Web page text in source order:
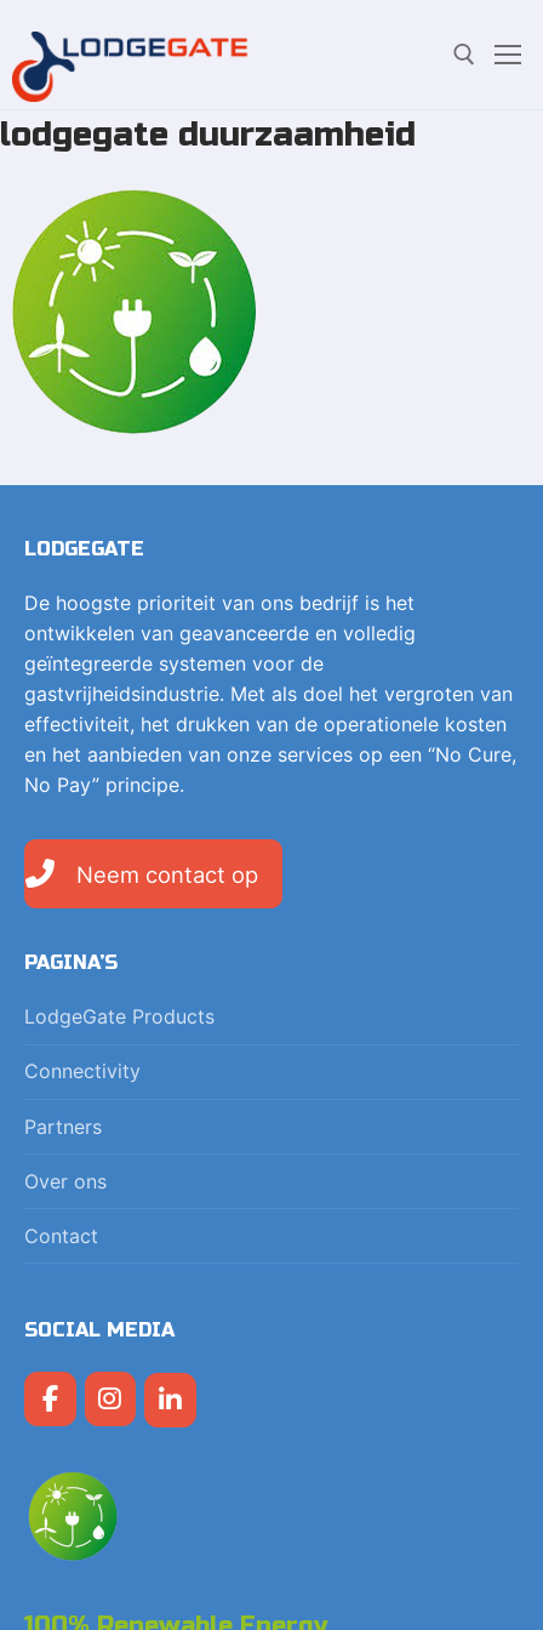
Overslaan
lodgegate duurzaamheid
LODGEGATE
De hoogste prioriteit van ons bedrijf is het
ontwikkelen van geavanceerde en volledig
geïntegreerde systemen voor de
gastvrijheidsindustrie. Met als doel het vergroten van
effectiviteit, het drukken van de operationele kosten
en het aanbieden van onze services op een “No Cure,
No Pay” principe.
Neem contact op
PAGINA’S
LodgeGate Products
Connectivity
Partners
Over ons
Contact
SOCIAL MEDIA